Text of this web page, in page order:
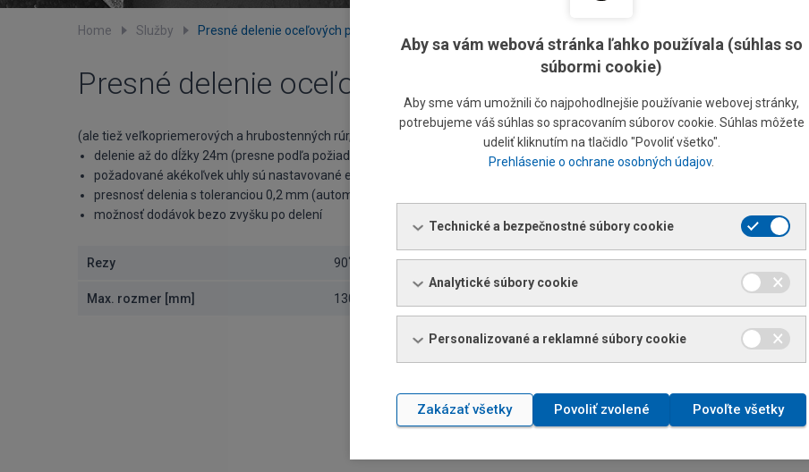
Home Služby Presné delenie oceľových profilov
Presné delenie oceľových profilov
(ale tiež veľkopriemerových a hrubostenných rúr, guľatín a pod.)
delenie až do dĺžky 24m (presne podľa požiadavky zákazníka)
požadované akékoľvek uhly sú nastavované elektronicky, takže presnosť aj uhlu, aj dĺžky je veľmi presná
presnosť delenia s toleranciou 0,2 mm (automat – rekuperácia rezu)
možnosť dodávok bezo zvyšku po delení
Rezy 90˚ 60˚ 45˚
Max. rozmer [mm] 1300 x 800
Aby sa vám webová stránka ľahko používala (súhlas so
súbormi cookie)
Aby sme vám umožnili čo najpohodlnejšie používanie webovej stránky,
potrebujeme váš súhlas so spracovaním súborov cookie. Súhlas môžete
udeliť kliknutím na tlačidlo "Povoliť všetko".
Prehlásenie o ochrane osobných údajov.
Technické a bezpečnostné súbory cookie
Analytické súbory cookie
Personalizované a reklamné súbory cookie
Povoľte všetky
Zakázať všetky Povoliť zvolené